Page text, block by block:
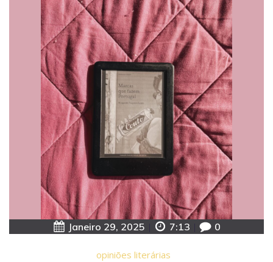
Janeiro 29, 2025 7:13 0
opiniões literárias